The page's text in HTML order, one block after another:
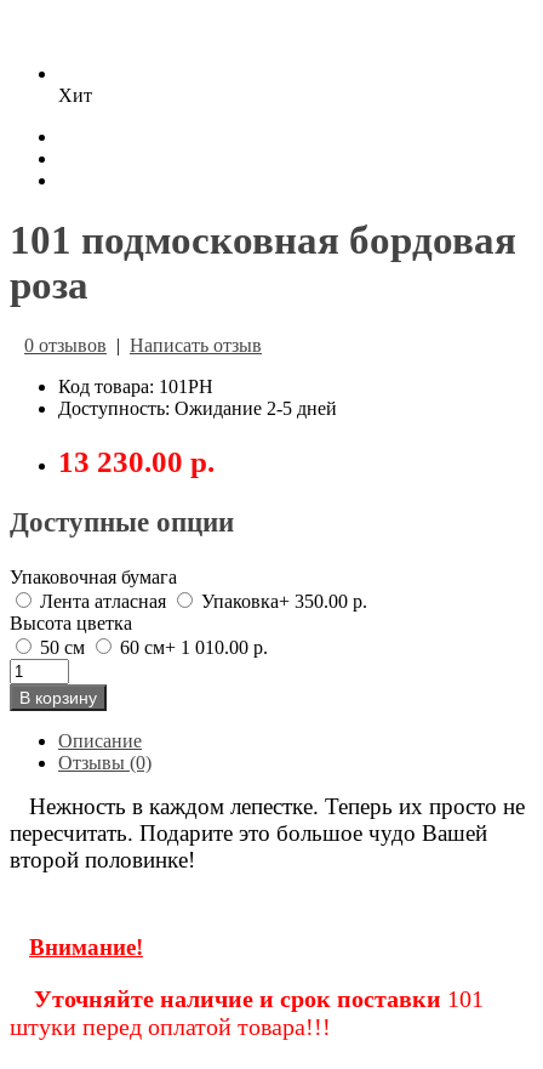
Хит
101 подмосковная бордовая
роза
0 отзывов | Написать отзыв
Код товара: 101РН
Доступность: Ожидание 2-5 дней
13 230.00 р.
Доступные опции
Упаковочная бумага
Лента атласная
Упаковка+ 350.00 р.
Высота цветка
50 см
60 см+ 1 010.00 р.
В корзину
Описание
Отзывы (0)
Нежность в каждом лепестке. Теперь их просто не
пересчитать. Подарите это большое чудо Вашей
второй половинке!
Внимание!
Уточняйте наличие и срок поставки 101
штуки перед оплатой товара!!!